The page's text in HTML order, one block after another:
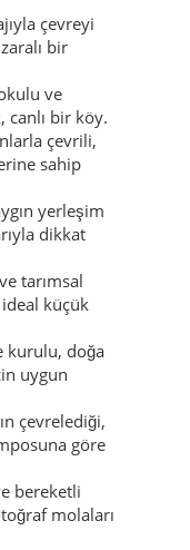
çevreyi
bir
ve
canlı bir köy.
çevrili,
sahip
yerleşim
dikkat
tarımsal
küçük
kurulu, doğa
uygun
çevrelediği,
göre
bereketli
molaları